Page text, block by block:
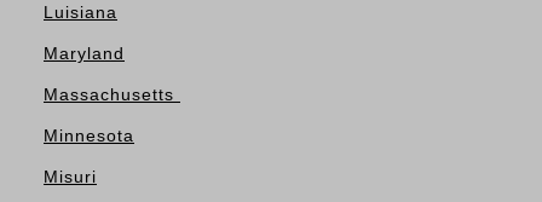
Luisiana
Maryland
Massachusetts
Minnesota
Misuri